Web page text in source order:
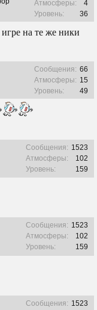
Атмосферы:
4
Уровень:
36
на те же ники
Сообщения: 66
Атмосферы: 15
Уровень:
49
Сообщения: 1523
Атмосферы:
102
Уровень:
159
Сообщения: 1523
Атмосферы:
102
Уровень:
159
Сообщения: 1523